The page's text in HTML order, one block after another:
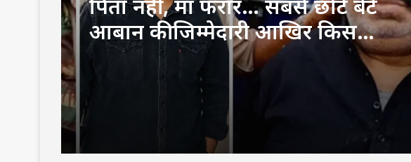
पिता नहीं, मां फरार… सबसे छोटे बेटे
आबान की जिम्मेदारी आखिर किसने
उठाई?